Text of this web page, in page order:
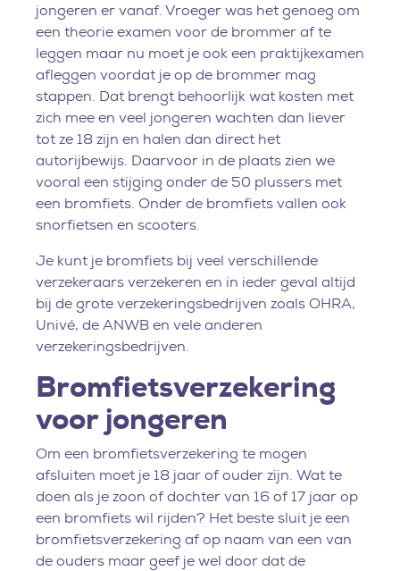
jongeren er vanaf. Vroeger was het genoeg om
een theorie examen voor de brommer af te
leggen maar nu moet je ook een praktijkexamen
afleggen voordat je op de brommer mag
stappen. Dat brengt behoorlijk wat kosten met
zich mee en veel jongeren wachten dan liever
tot ze 18 zijn en halen dan direct het
autorijbewijs. Daarvoor in de plaats zien we
vooral een stijging onder de 50 plussers met
een bromfiets. Onder de bromfiets vallen ook
snorfietsen en scooters.
Je kunt je bromfiets bij veel verschillende
verzekeraars verzekeren en in ieder geval altijd
bij de grote verzekeringsbedrijven zoals OHRA,
Univé, de ANWB en vele anderen
verzekeringsbedrijven.
Bromfietsverzekering
voor jongeren
Om een bromfietsverzekering te mogen
afsluiten moet je 18 jaar of ouder zijn. Wat te
doen als je zoon of dochter van 16 of 17 jaar op
een bromfiets wil rijden? Het beste sluit je een
bromfietsverzekering af op naam van een van
de ouders maar geef je wel door dat de